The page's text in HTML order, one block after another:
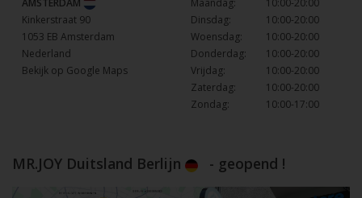
Kinkerstraat 90
1053 EB Amsterdam
Nederland
Bekijk op Google Maps
Dinsdag:
10:00-20:00
Woensdag:
10:00-20:00
Donderdag:
10:00-20:00
Vrijdag:
10:00-20:00
Zaterdag:
10:00-20:00
Zondag:
10:00-17:00
MR.JOY Duitsland Berlijn - geopend !